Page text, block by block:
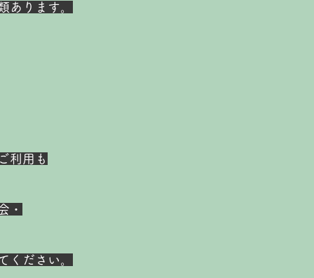
ります。
利用 も
・
ください。